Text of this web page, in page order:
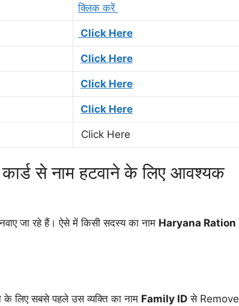
क्लिक करें
Click Here
Click Here
Click Here
Click Here
Click Here
से नाम हटवाने के लिए आवश्यक
जा रहे हैं। ऐसे में किसी सदस्य का नाम Haryana Ration
के लिए सबसे पहले उस व्यक्ति का नाम Family IDसे Remove